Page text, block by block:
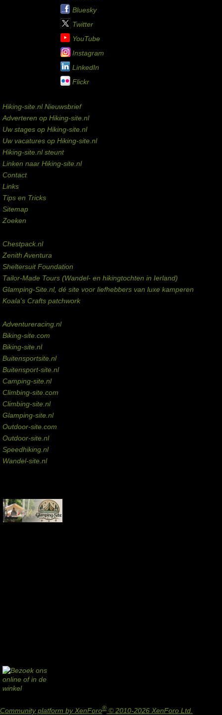
Bluesky
Twitter
YouTube
Instagram
LinkedIn
Flickr
Hiking-site.nl Nieuwsbrief
Adverteren op Hiking-site.nl
Uw stages op Hiking-site.nl
Uw vacatures op Hiking-site.nl
Hiking-site.nl steunt
Linken naar Hiking-site.nl
Contact
Links
Tips en Tricks
Sitemap
Zoeken
Chestpack.nl
Zenith Aventura
Sheltersuit Foundation
Tailor-Made Tours (Wandel- en hikingtochten in Ierland)
Glamping-Site.nl, dé site voor liefhebbers van luxe kamperen
Koala's Crafts patchwork
Adventureracing.nl
Biking-site.com
Biking-site.nl
Buitensportsite.nl
Buitensport-site.nl
Camping-site.nl
Climbing-site.com
Climbing-site.nl
Glamping-site.nl
Outdoor-site.com
Outdoor-site.nl
Speedhiking.nl
Wandel-site.nl
Community platform by XenForo® © 2010-2026 XenForo Ltd.